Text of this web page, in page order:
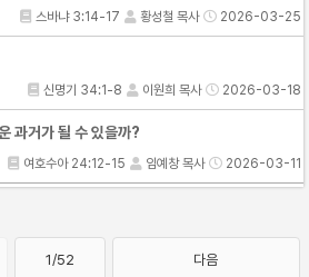
스바냐 3:14-17 황성철 목사 2026-03-25
신명기 34:1-8 이원희 목사 2026-03-18
과거가 될 수 있을까?
여호수아 24:12-15 임예창 목사 2026-03-11
1/52 다음